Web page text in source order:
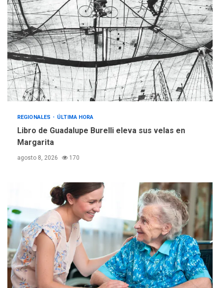
3
REGIONALES ÚLTIMA HORA
Mariño fortalece capacidad
operativa con flota
vehicular de 60 unidades
adquiridas en un año de
gestión
4
REGIONALES ÚLTIMA HORA
Reparan hundimiento de la
la altura de Macho Muerto
creación y manejo de
estadísticas de turismo
REGIONALES ÚLTIMA HORA
Libro de Guadalupe Burelli eleva sus velas en
Margarita
agosto 8, 2026 170